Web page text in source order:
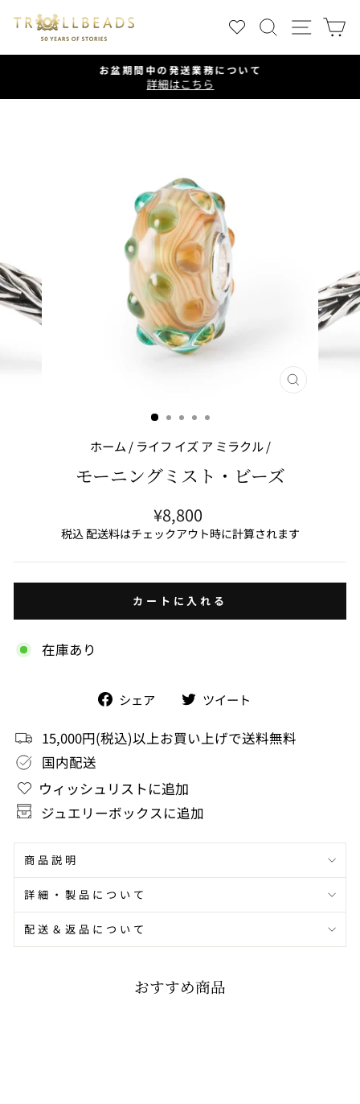
る
検索 サイ
ス
ョ
ー
を
一
時
停
止
お盆期間中の発送業務について
詳細はこちら
閉
ホーム / ライフ イズ ア ミラクル /
モーニングミスト・ビーズ
通
常
格
¥8,800
税込 配送料はチェックアウト時に計算されます
カートに入れる
在庫あり
シェア
facebook
シ
ア
ツイート
シ
15,000円(税込)以上お買い上げで送料無料
国内配送
ウィッシュリストに追加
ジュエリーボックスに追加
商品説明
詳細・製品について
配送＆返品について
おすすめ商品